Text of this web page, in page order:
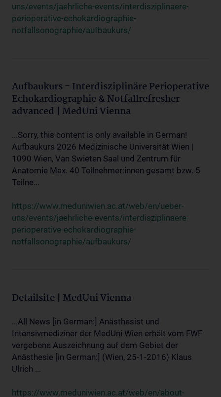
uns/events/jaehrliche-events/interdisziplinaere-
perioperative-echokardiographie-
notfallsonographie/aufbaukurs/
Aufbaukurs - Interdisziplinäre Perioperative
Echokardiographie & Notfallrefresher
advanced | MedUni Vienna
...Sorry, this content is only available in German!
Aufbaukurs 2026 Medizinische Universität Wien |
1090 Wien, Van Swieten Saal und Zentrum für
Anatomie Max. 40 Teilnehmer:innen gesamt bzw. 5
Teilne...
https://www.meduniwien.ac.at/web/en/ueber-
uns/events/jaehrliche-events/interdisziplinaere-
perioperative-echokardiographie-
notfallsonographie/aufbaukurs/
Detailsite | MedUni Vienna
...All News [in German:] Anästhesist und
Intensivmediziner der MedUni Wien erhält vom FWF
vergebene Auszeichnung auf dem Gebiet der
Anästhesie [in German:] (Wien, 25-1-2016) Klaus
Ulrich ...
https://www.meduniwien.ac.at/web/en/about-